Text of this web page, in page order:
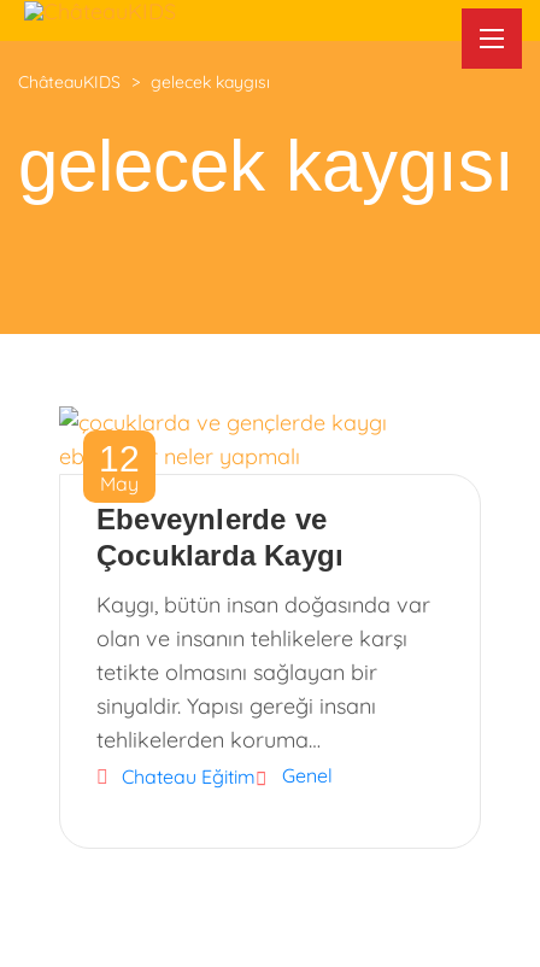
ChâteauKIDS > gelecek kaygısı
gelecek kaygısı
12
May
Ebeveynlerde ve
Çocuklarda Kaygı
Kaygı, bütün insan doğasında var
olan ve insanın tehlikelere karşı
tetikte olmasını sağlayan bir
sinyaldir. Yapısı gereği insanı
tehlikelerden koruma…
Chateau Eğitim Genel